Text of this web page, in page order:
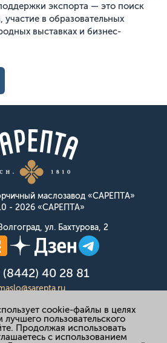
экспорта — это поиск
в образовательных
выставках и бизнес-
маслозавод «САРЕПТА»
- 2026 «САРЕПТА»
ул. Бахтурова, 2
(8442) 40 28 81
конфиденциальности
cookie-файлы в целях
пользовательского
Продолжая использовать
с использованием